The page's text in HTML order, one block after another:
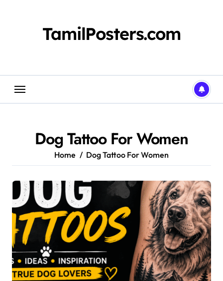
TamilPosters.com
Dog Tattoo For Women
Home Dog Tattoo For Women